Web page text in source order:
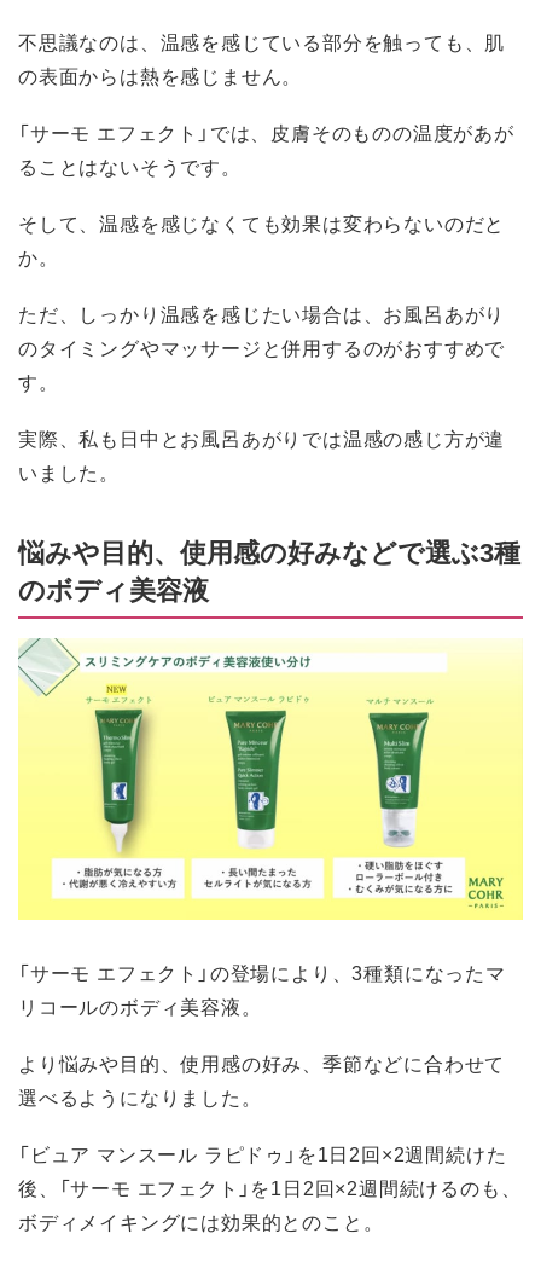
不思議なのは、温感を感じている部分を触っても、肌
の表面からは熱を感じません。
「サーモ エフェクト」では、皮膚そのものの温度があが
ることはないそうです。
そして、温感を感じなくても効果は変わらないのだと
か。
ただ、しっかり温感を感じたい場合は、お風呂あがり
のタイミングやマッサージと併用するのがおすすめで
す。
実際、私も日中とお風呂あがりでは温感の感じ方が違
いました。
悩みや目的、使用感の好みなどで選ぶ3種
のボディ美容液
「サーモ エフェクト」の登場により、3種類になったマ
リコールのボディ美容液。
より悩みや目的、使用感の好み、季節などに合わせて
選べるようになりました。
「ビュア マンスール ラピドゥ」を1日2回×2週間続けた
後、「サーモ エフェクト」を1日2回×2週間続けるのも、
ボディメイキングには効果的とのこと。